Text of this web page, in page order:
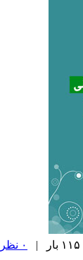
۰ نظر